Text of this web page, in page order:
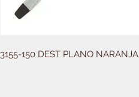
3155-150 DEST PLANO NARANJA